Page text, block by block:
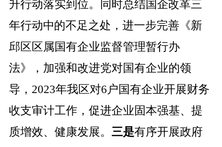
升行动落实到位。同时总结国企改革三
年行动中的不足之处， 进一步完善 《新
邱区区属国有企业监督管理暂行办
法》，加强和改进党对国有企业的领
导， 2023年我区对6 户国有企业开展财务
收支审计工作，促进企业固本强基、提
质增效、健康发展。 三是有序开展政府